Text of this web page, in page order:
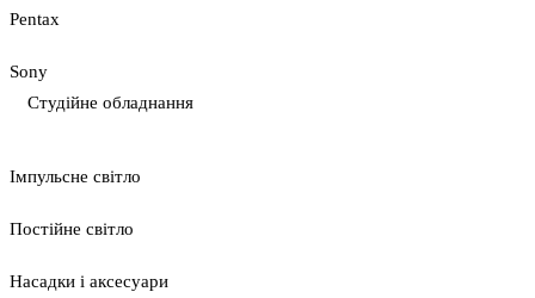
Pentax
Sony
Студійне обладнання
Імпульсне світло
Постійне світло
Насадки і аксесуари